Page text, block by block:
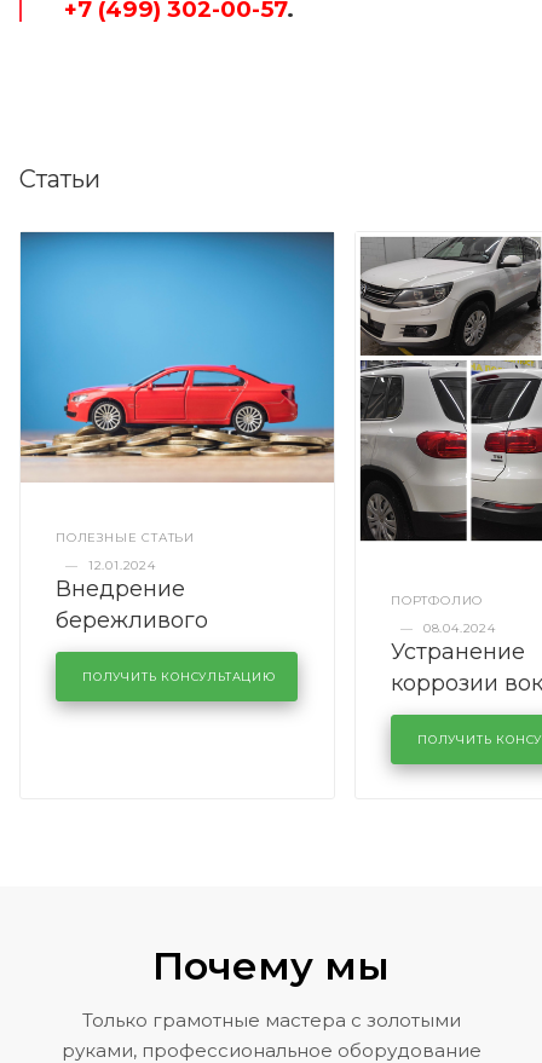
+7 (499) 302-00-57.
Статьи
ПОЛЕЗНЫЕ СТАТЬИ
—
12.01.2024
Внедрение
бережливого
производства в
кузовном сервисе
KUTUZOVV
ПОЛУЧИТЬ КОНСУЛЬТАЦИЮ
ПОРТФОЛИО
—
08.04.2024
Устранение
коррозии
лобового
районе
Volkswagen
ПОЛУЧИТЬ
Почему мы
Только грамотные мастера с золотыми
руками, профессиональное оборудование